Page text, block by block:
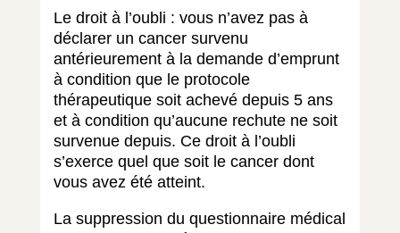
Le droit à l’oubli : vous n’avez pas à
déclarer un cancer survenu
antérieurement à la demande d’emprunt
à condition que le protocole
thérapeutique soit achevé depuis 5 ans
et à condition qu’aucune rechute ne soit
survenue depuis. Ce droit à l’oubli
s’exerce quel que soit le cancer dont
vous avez été atteint.
La suppression du questionnaire médical